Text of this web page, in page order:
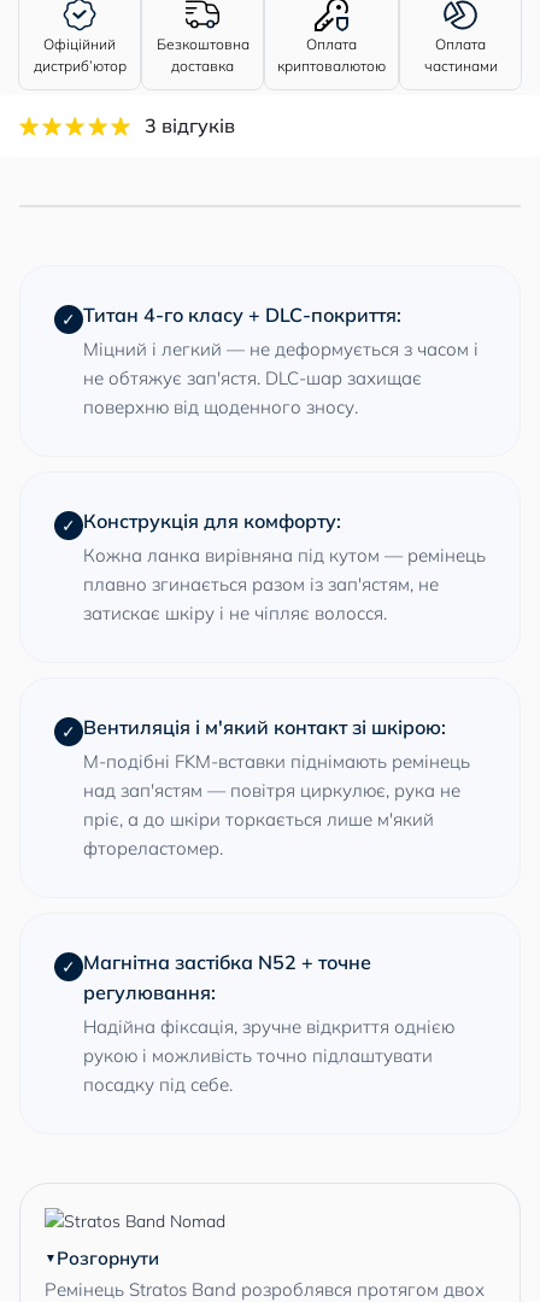
Офіційний
дистриб’ютор
Безкоштовна
доставка
Оплата
криптовалютою
Оплата
частинами
3 відгуків
✓ Титан 4-го класу + DLC-покриття:
Міцний і легкий — не деформується з часом і
не обтяжує зап'ястя. DLC-шар захищає
поверхню від щоденного зносу.
✓ Конструкція для комфорту:
Кожна ланка вирівняна під кутом — ремінець
плавно згинається разом із зап'ястям, не
затискає шкіру і не чіпляє волосся.
✓ Вентиляція і м'який контакт зі шкірою:
М-подібні FKM-вставки піднімають ремінець
над зап'ястям — повітря циркулює, рука не
пріє, а до шкіри торкається лише м'який
фтореластомер.
✓ Магнітна застібка N52 + точне
регулювання:
Надійна фіксація, зручне відкриття однією
рукою і можливість точно підлаштувати
посадку під себе.
Розгорнути
Ремінець Stratos Band розроблявся протягом двох